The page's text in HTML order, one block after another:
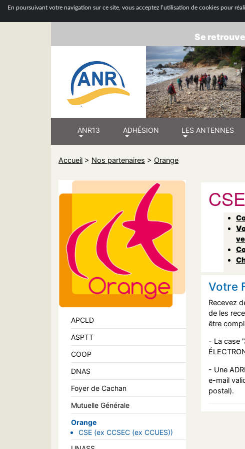
En poursuivant votre navigation sur ce site, vous acceptez l’utilisation de cookies pour
ASSOCIATION
Se
ANR13 ADHÉSION LES ANTENNES
Accueil > Nos partenaires > Orange
APCLD
ASPTT
COOP
DNAS
Foyer de Cachan
Mutuelle Générale
Orange
CSE (ex CCSEC (ex CCUES))
Votre
Recevez
de les
être
- La case
- Une
e-mail
postal).